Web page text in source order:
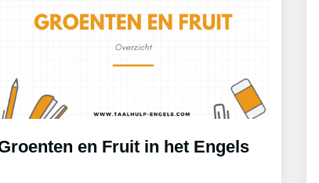
en Fruit in het Engels